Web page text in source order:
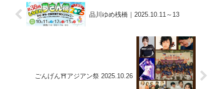
品川ゆめ桟橋｜2025.10.11～13
ごんげん⛩アジアン祭 2025.10.26